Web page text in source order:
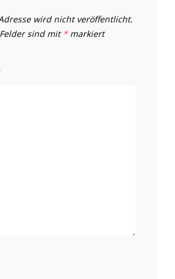
wird nicht veröffentlicht.
sind mit *markiert